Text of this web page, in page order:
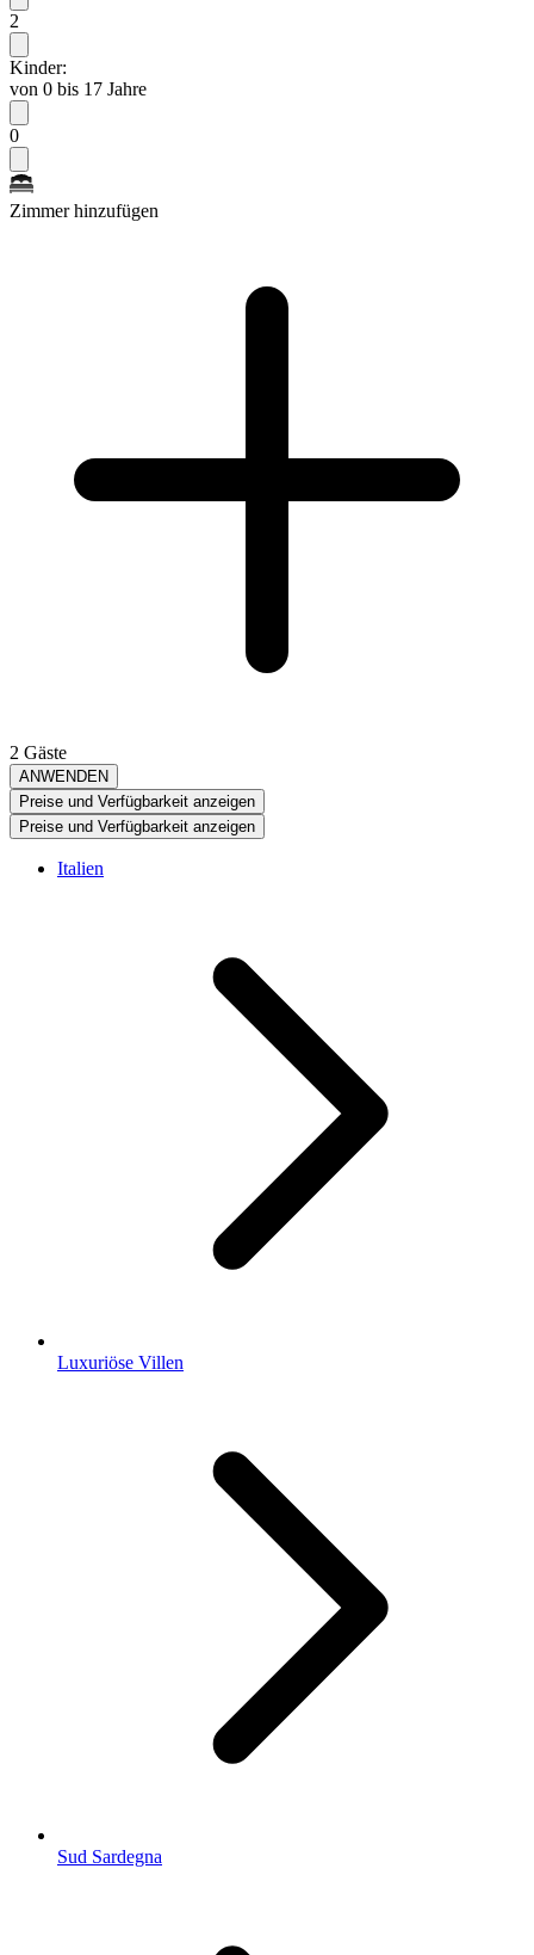
2
Kinder:
von 0 bis 17 Jahre
0
Zimmer hinzufügen
2 Gäste
ANWENDEN
Preise und Verfügbarkeit anzeigen
Preise und Verfügbarkeit anzeigen
Italien
Luxuriöse Villen
Sud Sardegna